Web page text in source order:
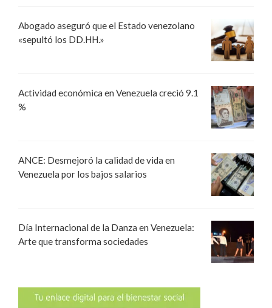
Abogado aseguró que el Estado venezolano
«sepultó los DD.HH.»
Actividad económica en Venezuela creció 9.1
%
ANCE: Desmejoró la calidad de vida en
Venezuela por los bajos salarios
Día Internacional de la Danza en Venezuela:
Arte que transforma sociedades